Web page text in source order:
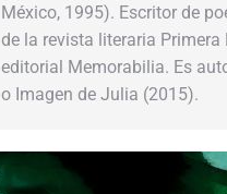
México, 1995). Escritor de
de la revista literaria Primera
editorial Memorabilia. Es
o Imagen de Julia